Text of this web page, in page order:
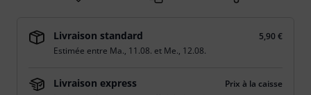
Livraison standard
5,90 €
Estimée entre Ma., 11.08. et Me., 12.08.
Livraison express
Prix à la caisse